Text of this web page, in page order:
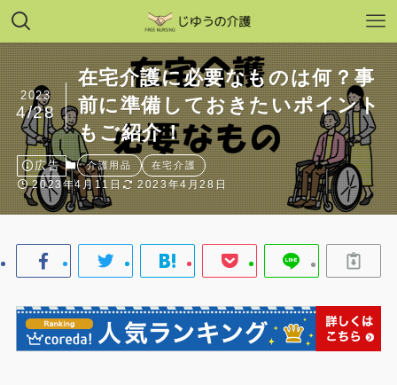
在宅介護に必要なものは何？事
前に準備しておきたいポイント
もご紹介！
2023
4/28
広告 介護用品 在宅介護
2023年4月11日 2023年4月28日